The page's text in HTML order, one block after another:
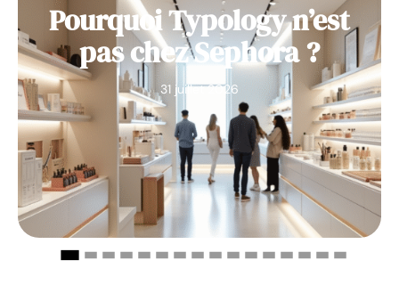
Pourquoi Typology n’est
pas chez Sephora ?
31 juillet 2026